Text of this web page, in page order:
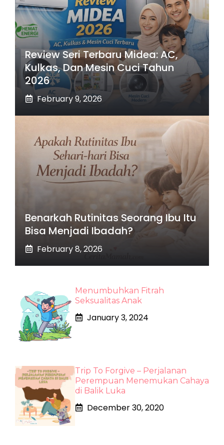
Review Seri Terbaru Midea: AC,
Kulkas, Dan Mesin Cuci Tahun
2026
February 9, 2026
Benarkah Rutinitas Seorang Ibu Itu
Bisa Menjadi Ibadah?
February 8, 2026
Menumbuhkan Fitrah
Seksualitas Anak
January 3, 2024
Trip To Forgive – Perjalanan
Perempuan Menemukan Cahaya
di Balik Luka
December 30, 2020